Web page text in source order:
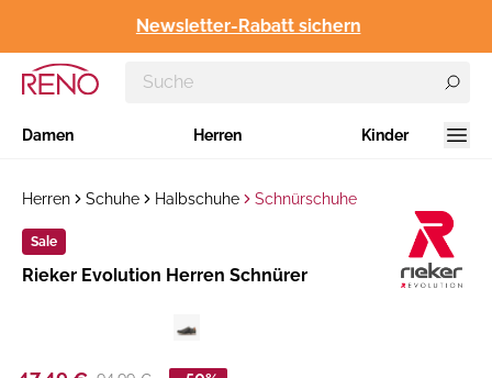
Newsletter-Rabatt sichern
Damen Herren Kinder
Herren Schuhe Halbschuhe Schnürschuhe
Sale
Hersteller:
​Rieker Evolution Herren Schnürer